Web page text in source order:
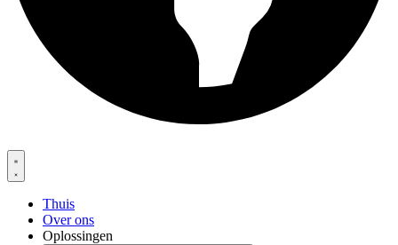
Thuis
Over ons
Oplossingen